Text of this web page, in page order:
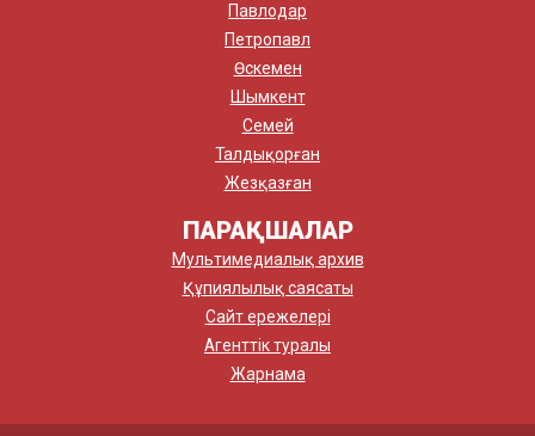
Павлодар
Петропавл
Өскемен
Шымкент
Семей
Талдықорған
Жезқазған
ПАРАҚШАЛАР
Мультимедиалық архив
Құпиялылық саясаты
Сайт ережелері
Агенттік туралы
Жарнама